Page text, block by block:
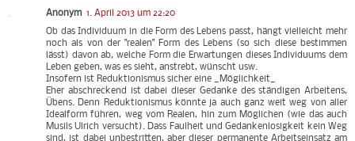
Anonym 1. April 2013 um 22:20
Ob das Individuum in die Form des Lebens passt, hängt vielleicht mehr
noch als von der "realen" Form des Lebens (so sich diese bestimmen
lässt) davon ab, welche Form die Erwartungen dieses Individuums dem
Leben geben, was es sieht, anstrebt, wünscht usw.
Insofern ist Reduktionismus sicher eine _Möglichkeit_
Eher abschreckend ist dabei dieser Gedanke des ständigen Arbeitens,
Übens. Denn Reduktionismus könnte ja auch ganz weit weg von aller
Idealform führen, weg vom Realen, hin zum Möglichen (wie das auch
Musils Ulrich versucht). Dass Faulheit und Gedankenlosigkeit kein Weg
sind, ist dabei unbestritten, aber dieser permanente Arbeitseinsatz am